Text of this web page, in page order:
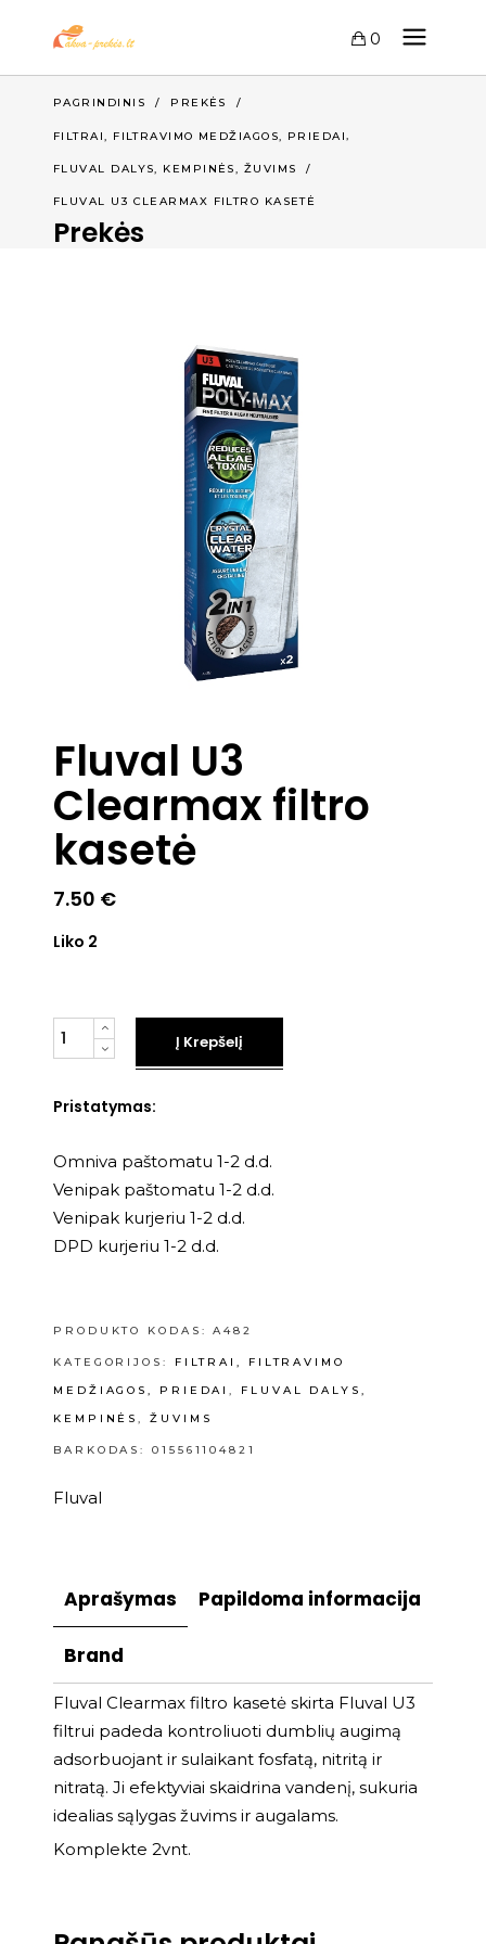
0
PAGRINDINIS / PREKĖS /
FILTRAI, FILTRAVIMO MEDŽIAGOS, PRIEDAI,
FLUVAL DALYS, KEMPINĖS, ŽUVIMS /
FLUVAL U3 CLEARMAX FILTRO KASETĖ
Prekės
Fluval U3
Clearmax filtro
kasetė
7.50 €
Liko 2
Kiekis
Į Krepšelį
Pristatymas:
Omniva paštomatu 1-2 d.d.
Venipak paštomatu 1-2 d.d.
Venipak kurjeriu 1-2 d.d.
DPD kurjeriu 1-2 d.d.
PRODUKTO KODAS:A482
KATEGORIJOS: FILTRAI, FILTRAVIMO
MEDŽIAGOS, PRIEDAI, FLUVAL DALYS,
KEMPINĖS,ŽUVIMS
BARKODAS: 015561104821
Fluval
Aprašymas Papildoma informacija
Brand
Fluval Clearmax filtro kasetė skirta Fluval U3
filtrui padeda kontroliuoti dumblių augimą
adsorbuojant ir sulaikant fosfatą, nitritą ir
nitratą. Ji efektyviai skaidrina vandenį, sukuria
idealias sąlygas žuvims ir augalams.
Komplekte 2vnt.